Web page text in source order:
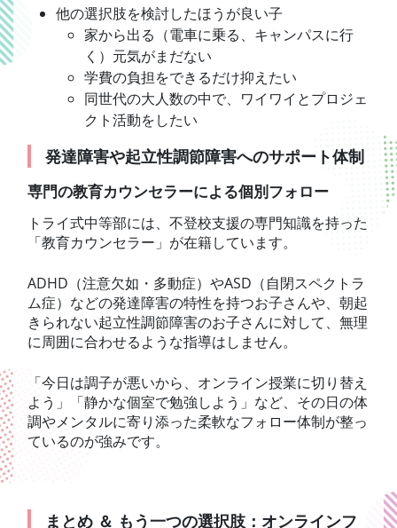
他の選択肢を検討したほうが良い子
家から出る（電車に乗る、キャンパスに行
く）元気がまだない
学費の負担をできるだけ抑えたい
同世代の大人数の中で、ワイワイとプロジェ
クト活動をしたい
発達障害や起立性調節障害へのサポート体制
専門の教育カウンセラーによる個別フォロー
トライ式中等部には、不登校支援の専門知識を持った
「教育カウンセラー」が在籍しています。
ADHD（注意欠如・多動症）やASD（自閉スペクトラ
ム症）などの発達障害の特性を持つお子さんや、朝起
きられない起立性調節障害のお子さんに対して、無理
に周囲に合わせるような指導はしません。
「今日は調子が悪いから、オンライン授業に切り替え
よう」「静かな個室で勉強しよう」など、その日の体
調やメンタルに寄り添った柔軟なフォロー体制が整っ
ているのが強みです。
まとめ ＆ もう一つの選択肢：オンラインフ